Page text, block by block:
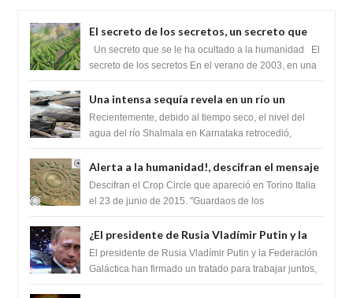
El secreto de los secretos, un secreto que
cambiaría por completo el destino de la
humanidad
Un secreto que se le ha ocultado a la humanidad El
secreto de los secretos En el verano de 2003, en una
Una intensa sequía revela en un río un
impresionante hallazgo de miles de Shiva
Lingas
Recientemente, debido al tiempo seco, el nivel del
agua del río Shalmala en Karnataka retrocedió,
Alerta a la humanidad!, descifran el mensaje
del Crop Circle de Torino ,Italia
Descifran el Crop Circle que apareció en Torino Italia
el 23 de junio de 2015. "Guardaos de los
¿El presidente de Rusia Vladímir Putin y la
Federación Galactica han firmado un
tratado para acabar con los Sionistas?
El presidente de Rusia Vladímir Putin y la Federación
Galáctica han firmado un tratado para trabajar juntos,